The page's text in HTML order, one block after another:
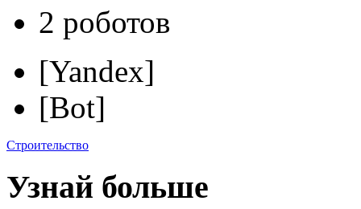
2 роботов
[Yandex]
[Bot]
Строительство
Узнай больше